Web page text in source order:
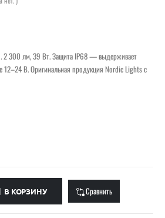
2 300 лм, 39 Вт. Защита IP68 — выдерживает
12–24 В. Оригинальная продукция Nordic Lights с
В КОРЗИНУ Сравнить